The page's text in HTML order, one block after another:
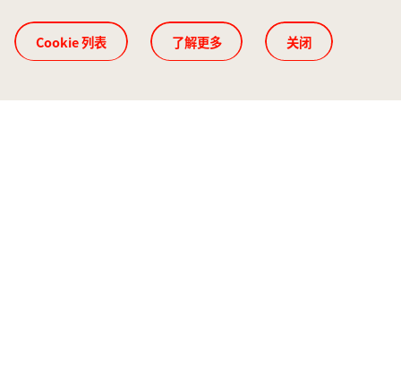
Smart Factory
Cookie 列表 了解更多 关闭